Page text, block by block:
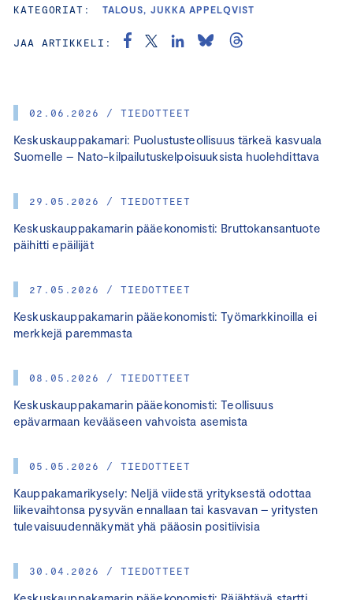
02.06.2026 / TIEDOTTEET
Keskuskauppakamari: Puolustusteollisuus tärkeä kasvuala
Suomelle – Nato-kilpailutuskelpoisuuksista huolehdittava
29.05.2026 / TIEDOTTEET
Keskuskauppakamarin pääekonomisti: Bruttokansantuote
päihitti epäilijät
27.05.2026 / TIEDOTTEET
Keskuskauppakamarin pääekonomisti: Työmarkkinoilla ei
merkkejä paremmasta
08.05.2026 / TIEDOTTEET
Keskuskauppakamarin pääekonomisti: Teollisuus
epävarmaan kevääseen vahvoista asemista
05.05.2026 / TIEDOTTEET
Kauppakamarikysely: Neljä viidestä yrityksestä odottaa
liikevaihtonsa pysyvän ennallaan tai kasvavan – yritysten
tulevaisuudennäkymät yhä pääosin positiivisia
30.04.2026 / TIEDOTTEET
KATEGORIAT: TALOUS, JUKKA APPELQVIST
JAA ARTIKKELI: